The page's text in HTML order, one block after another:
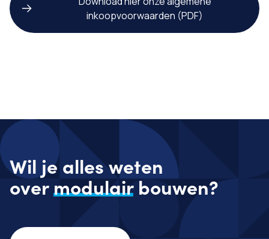
inkoopvoorwaarden (PDF)
Wil je alles weten
overmodulairbouwen?